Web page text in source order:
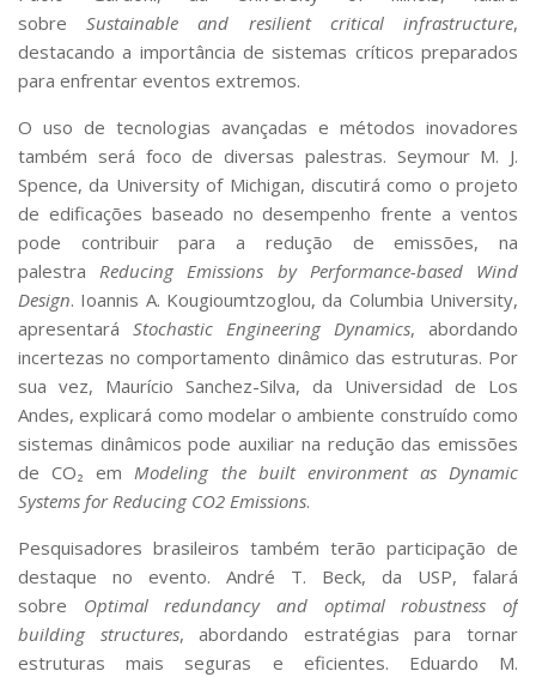
sobreSustainable and resilient critical infrastructure,
destacando a importância de sistemas críticos preparados
para enfrentar eventos extremos.
O uso de tecnologias avançadas e métodos inovadores
também será foco de diversas palestras. Seymour M. J.
Spence, da University of Michigan, discutirá como o projeto
de edificações baseado no desempenho frente a ventos
pode contribuir para a redução de emissões, na
palestraReducing Emissions by Performance-based Wind
Design. Ioannis A. Kougioumtzoglou, da Columbia University,
apresentará Stochastic Engineering Dynamics, abordando
incertezas no comportamento dinâmico das estruturas. Por
sua vez, Maurício Sanchez-Silva, da Universidad de Los
Andes, explicará como modelar o ambiente construído como
sistemas dinâmicos pode auxiliar na redução das emissões
de CO₂ emModeling the built environment as Dynamic
Systems for Reducing CO2 Emissions.
Pesquisadores brasileiros também terão participação de
destaque no evento. André T. Beck, da USP, falará
sobre Optimal redundancy and optimal robustness of
building structures, abordando estratégias para tornar
estruturas mais seguras e eficientes. Eduardo M.